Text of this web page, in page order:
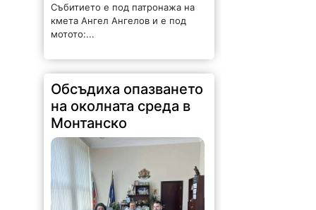
Събитието е под патронажа на
кмета Ангел Ангелов и е под
мотото:...
Обсъдиха опазването
на околната среда в
Монтанско